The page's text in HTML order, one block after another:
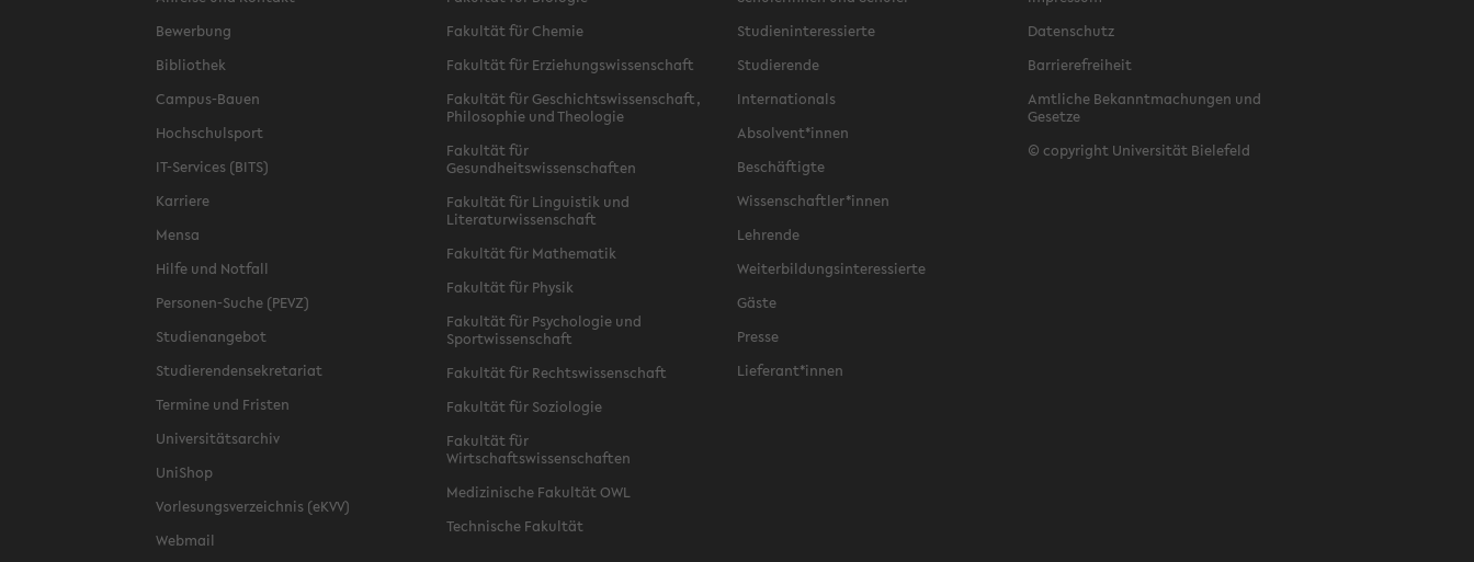
Bewerbung
Bibliothek
Campus-Bauen
Hochschulsport
IT-Services (BITS)
Karriere
Mensa
Hilfe und Notfall
Personen-Suche (PEVZ)
Studienangebot
Studierendensekretariat
Termine und Fristen
Universitätsarchiv
UniShop
Vorlesungsverzeichnis (eKVV)
Webmail
Fakultät für Chemie
Fakultät für Erziehungswissenschaft
Fakultät für Geschichtswissenschaft,
Philosophie und Theologie
Fakultät für
Gesundheitswissenschaften
Fakultät für Linguistik und
Literaturwissenschaft
Fakultät für Mathematik
Fakultät für Physik
Fakultät für Psychologie und
Sportwissenschaft
Fakultät für Rechtswissenschaft
Fakultät für Soziologie
Fakultät für
Wirtschaftswissenschaften
Medizinische Fakultät OWL
Technische Fakultät
Studieninteressierte
Studierende
Internationals
Absolvent*innen
Beschäftigte
Wissenschaftler*innen
Lehrende
Weiterbildungsinteressierte
Gäste
Presse
Lieferant*innen
Datenschutz
Barrierefreiheit
Amtliche Bekanntmachungen und
Gesetze
© copyright Universität Bielefeld